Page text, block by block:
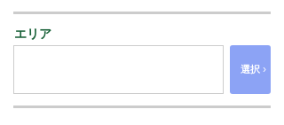
エリア
選択 ›